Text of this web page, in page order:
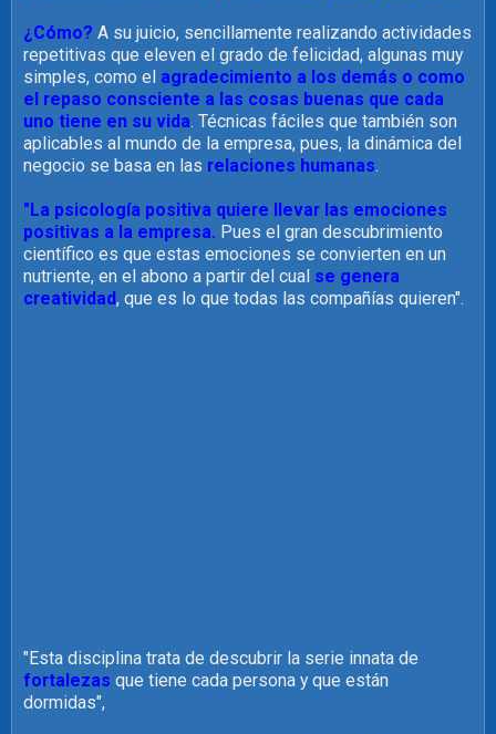
¿Cómo? A su juicio, sencillamente realizando actividades
repetitivas que eleven el grado de felicidad, algunas muy
simples, como el agradecimiento a los demás o como
el repaso consciente a las cosas buenas que cada
uno tiene en su vida. Técnicas fáciles que también son
aplicables al mundo de la empresa, pues, la dinámica del
negocio se basa en las relaciones humanas.
"La psicología positiva quiere llevar las emociones
positivas a la empresa. Pues el gran descubrimiento
científico es que estas emociones se convierten en un
nutriente, en el abono a partir del cual se genera
creatividad, que es lo que todas las compañías quieren".
"Esta disciplina trata de descubrir la serie innata de
fortalezas que tiene cada persona y que están
dormidas",